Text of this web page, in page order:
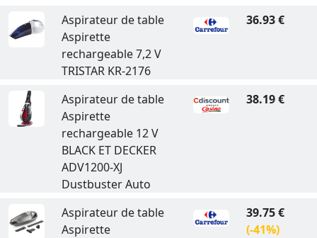
Aspirateur de table
Aspirette
rechargeable 7,2 V
TRISTAR KR-2176
36.93 €
Aspirateur de table
Aspirette
rechargeable 12 V
BLACK ET DECKER
ADV1200-XJ
Dustbuster Auto
38.19 €
Aspirateur de table
Aspirette
39.75 €
(-41%)